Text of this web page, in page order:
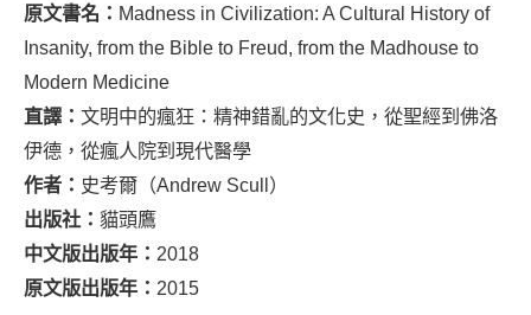
原文書名： Madness in Civilization: A Cultural History of
Insanity, from the Bible to Freud, from the Madhouse to
Modern Medicine
直譯：文明中的瘋狂：精神錯亂的文化史，從聖經到佛洛
伊德，從瘋人院到現代醫學
作者： 史考爾（Andrew Scull）
出版社： 貓頭鷹
中文版出版年： 2018
原文版出版年： 2015